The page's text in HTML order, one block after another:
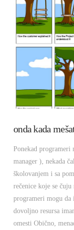
onda kada
Ponekad programeri
manager ), nekada
školovanjem i sa
rečenice koje se
programeri mogu da
dovoljno resursa
omesti Obično,